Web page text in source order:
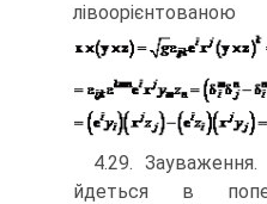
4.29.
йдеться в